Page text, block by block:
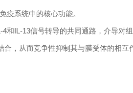
疫系统中的核心功能。
IL-13信号转导的共同通路，介导对组
，从而竞争性抑制其与膜受体的相互